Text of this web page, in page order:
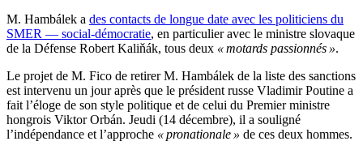
M. Hambálek a des contacts de longue date avec les politiciens du
SMER — social-démocratie, en particulier avec le ministre slovaque
de la Défense Robert Kaliňák, tous deux « motards passionnés ».
Le projet de M. Fico de retirer M. Hambálek de la liste des sanctions
est intervenu un jour après que le président russe Vladimir Poutine a
fait l’éloge de son style politique et de celui du Premier ministre
hongrois Viktor Orbán. Jeudi (14 décembre), il a souligné
l’indépendance et l’approche « pronationale » de ces deux hommes.